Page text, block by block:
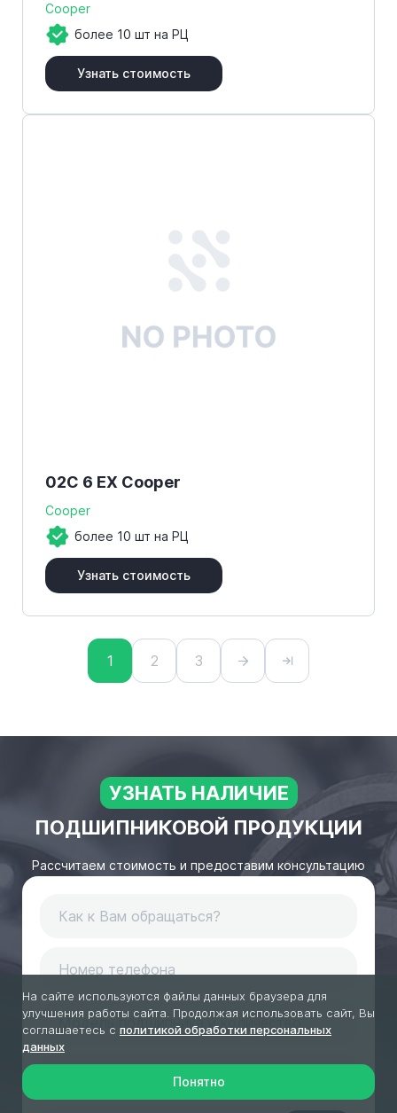
Cooper
более 10 шт на РЦ
Узнать стоимость
02C 6 EX Cooper
Cooper
более 10 шт на РЦ
Узнать стоимость
1 2 3
УЗНАТЬ НАЛИЧИЕ
ПОДШИПНИКОВОЙ ПРОДУКЦИИ
Рассчитаем стоимость и предоставим консультацию
На сайте используются файлы данных браузера для
улучшения работы сайта. Продолжая использовать сайт, Вы
соглашаетесь с политикой обработки персональных
данных
Понятно